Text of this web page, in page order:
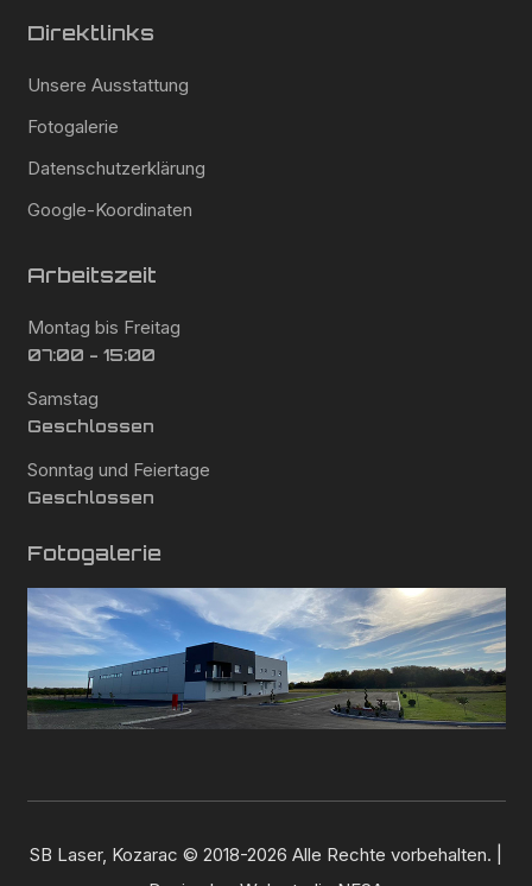
Direktlinks
Unsere Ausstattung
Fotogalerie
Datenschutzerklärung
Google-Koordinaten
Arbeitszeit
Montag bis Freitag
07:00 - 15:00
Samstag
Geschlossen
Sonntag und Feiertage
Geschlossen
Fotogalerie
SB Laser, Kozarac © 2018-2026 Alle Rechte vorbehalten. |